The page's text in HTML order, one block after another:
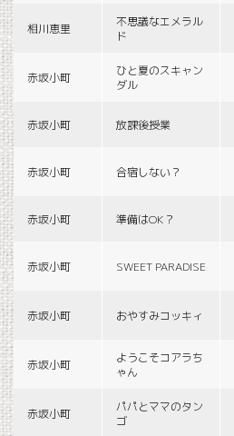
相川恵里
不思議なエメラル
ド
赤坂小町
ひと夏のスキャン
ダル
赤坂小町 放課後授業
赤坂小町 合宿しない？
赤坂小町 準備はOK？
赤坂小町 SWEET PARADISE
赤坂小町 おやすみコッキィ
赤坂小町
ようこそコアラち
ゃん
赤坂小町
パパとママのタン
ゴ